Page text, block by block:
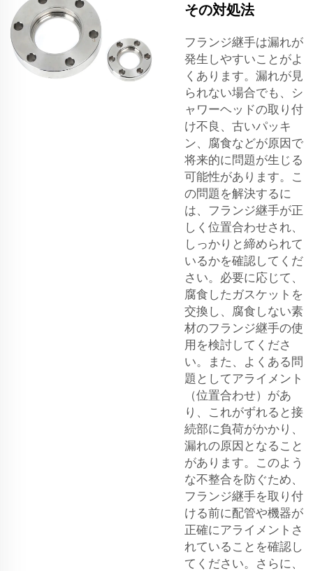
その対処法
フランジ継手は漏れが
発生しやすいことがよ
くあります。漏れが見
られない場合でも、シ
ャワーヘッドの取り付
け不良、古いパッキ
ン、腐食などが原因で
将来的に問題が生じる
可能性があります。こ
の問題を解決するに
は、フランジ継手が正
しく位置合わせされ、
しっかりと締められて
いるかを確認してくだ
さい。必要に応じて、
腐食したガスケットを
交換し、腐食しない素
材のフランジ継手の使
用を検討してくださ
い。また、よくある問
題としてアライメント
（位置合わせ）があ
り、これがずれると接
続部に負荷がかかり、
漏れの原因となること
があります。このよう
な不整合を防ぐため、
フランジ継手を取り付
ける前に配管や機器が
正確にアライメントさ
れていることを確認し
てください。さらに、